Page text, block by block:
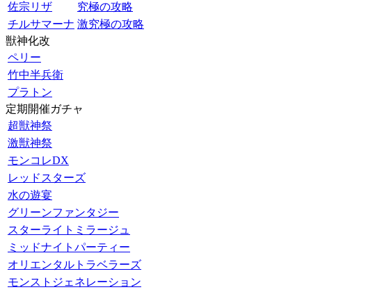
佐宗リザ
究極の攻略
チルサマーナ 激究極の攻略
獣神化改
ペリー
竹中半兵衛
プラトン
定期開催ガチャ
超獣神祭
激獣神祭
モンコレDX
レッドスターズ
水の遊宴
グリーンファンタジー
スターライトミラージュ
ミッドナイトパーティー
オリエンタルトラベラーズ
モンストジェネレーション